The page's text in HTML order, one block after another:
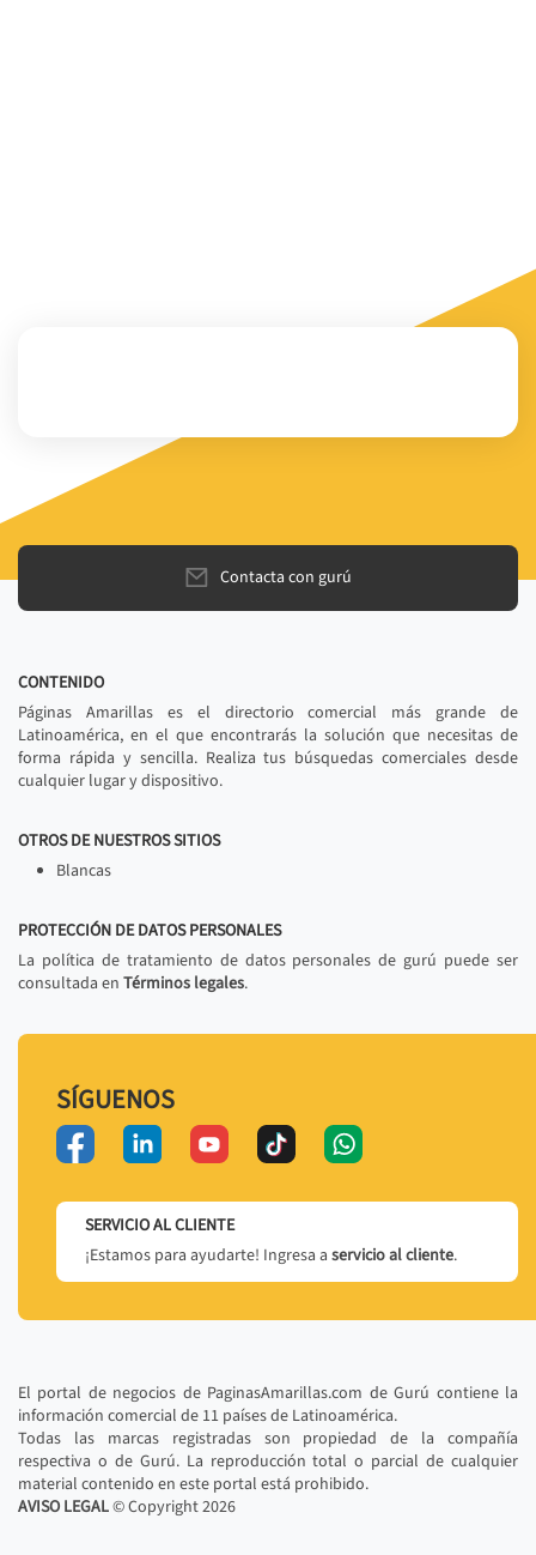
Contacta con gurú
CONTENIDO
Páginas Amarillas es el directorio comercial más grande de
Latinoamérica, en el que encontrarás la solución que necesitas de
forma rápida y sencilla. Realiza tus búsquedas comerciales desde
cualquier lugar y dispositivo.
OTROS DE NUESTROS SITIOS
Blancas
PROTECCIÓN DE DATOS PERSONALES
La política de tratamiento de datos personales de gurú puede ser
consultada en Términos legales.
SÍGUENOS
SERVICIO AL CLIENTE
¡Estamos para ayudarte! Ingresa a servicio al cliente.
El portal de negocios de PaginasAmarillas.com de Gurú contiene la
información comercial de 11 países de Latinoamérica.
Todas las marcas registradas son propiedad de la compañía
respectiva o de Gurú. La reproducción total o parcial de cualquier
material contenido en este portal está prohibido.
AVISO LEGAL© Copyright2026